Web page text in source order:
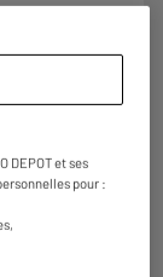
B-U
Se pose sur
DEPOT et ses
pour :